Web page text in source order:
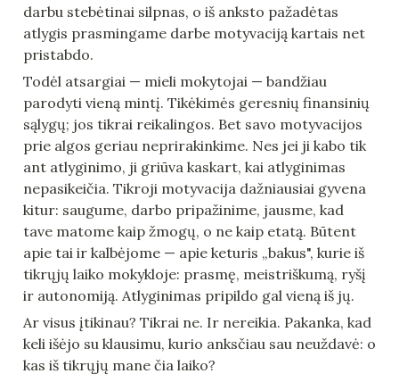
darbu stebėtinai silpnas, o iš anksto pažadėtas
atlygis prasmingame darbe motyvaciją kartais net
pristabdo.
Todėl atsargiai — mieli mokytojai — bandžiau
parodyti vieną mintį. Tikėkimės geresnių finansinių
sąlygų; jos tikrai reikalingos. Bet savo motyvacijos
prie algos geriau neprirakinkime. Nes jei ji kabo tik
ant atlyginimo, ji griūva kaskart, kai atlyginimas
nepasikeičia. Tikroji motyvacija dažniausiai gyvena
kitur: saugume, darbo pripažinime, jausme, kad
tave matome kaip žmogų, o ne kaip etatą. Būtent
apie tai ir kalbėjome — apie keturis „bakus", kurie iš
tikrųjų laiko mokykloje: prasmę, meistriškumą, ryšį
ir autonomiją. Atlyginimas pripildo gal vieną iš jų.
Ar visus įtikinau? Tikrai ne. Ir nereikia. Pakanka, kad
keli išėjo su klausimu, kurio anksčiau sau neuždavė: o
kas iš tikrųjų mane čia laiko?